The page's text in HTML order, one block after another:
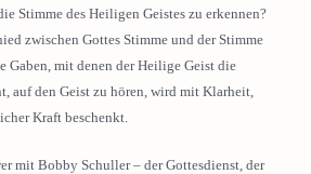
Stimme des Heiligen Geistes zu erkennen?
zwischen Gottes Stimme und der Stimme
Gaben, mit denen der Heilige Geist die
auf den Geist zu hören, wird mit Klarheit,
Kraft beschenkt.
mit Bobby Schuller – der Gottesdienst, der